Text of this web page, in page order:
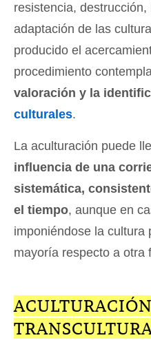
resistencia,
adaptación de las
producido el
procedimiento
valoración y la
culturales.
La aculturación puede
influencia de una
sistemática,
el tiempo, aunque en
imponiéndose la cultura
mayoría respecto a otra